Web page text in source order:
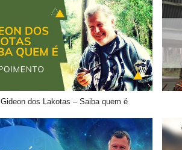
Gideon dos Lakotas – Saiba quem é